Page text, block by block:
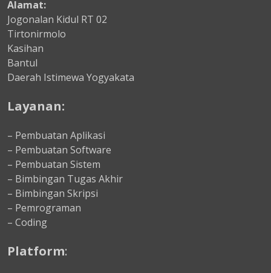
Alamat:
Jogonalan Kidul RT 02
Tirtonirmolo
Kasihan
Bantul
Daerah Istimewa Yogyakata
Layanan:
– Pembuatan Aplikasi
– Pembuatan Software
– Pembuatan Sistem
– Bimbingan Tugas Akhir
– Bimbingan Skripsi
– Pemrograman
– Coding
Platform: